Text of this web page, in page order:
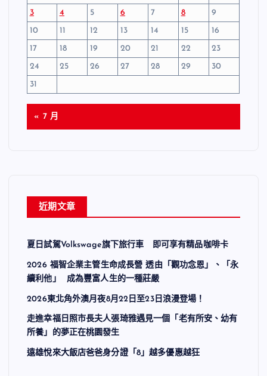
3
4 5 6 7 8
9
10
11 12 13 14 15
16
17
18 19 20 21 22
23
24
25 26 27 28 29
30
31
« 7 月
近期文章
夏日試駕Volkswage旗下旅行車 即可享有精品咖啡卡
2026 福智企業主管生命成長營 透由「觀功念恩」、「永
續利他」 成為豐富人生的一種莊嚴
2026東北角外澳月夜8月22日至23日浪漫登場！
走進幸福日照市長夫人張琦雅遇見一個「老有所安、幼有
所養」的夢正在桃園發生
遠雄悅來大飯店爸爸身分證「8」越多優惠越狂